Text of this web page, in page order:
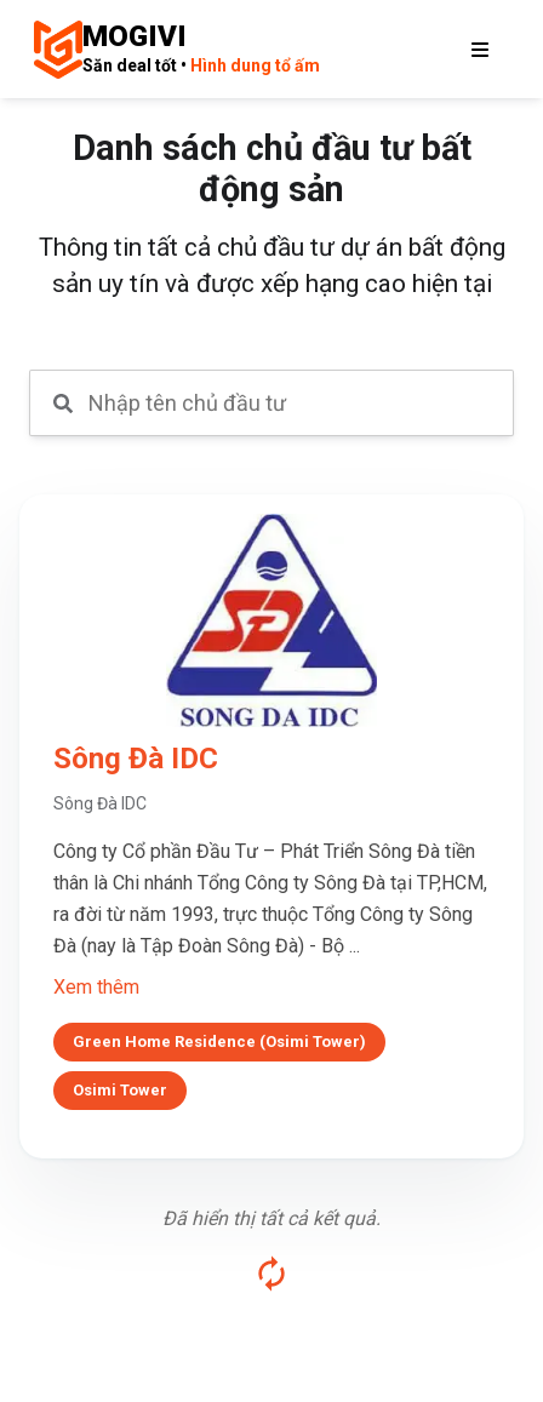
MOGIVI
Săn deal tốt • Hình dung tổ ấm
Danh sách chủ đầu tư bất
động sản
Thông tin tất cả chủ đầu tư dự án bất động
sản uy tín và được xếp hạng cao hiện tại
Sông Đà IDC
Sông Đà IDC
Công ty Cổ phần Đầu Tư – Phát Triển Sông Đà tiền
thân là Chi nhánh Tổng Công ty Sông Đà tại TP,HCM,
ra đời từ năm 1993, trực thuộc Tổng Công ty Sông
Đà (nay là Tập Đoàn Sông Đà) - Bộ ...
Xem thêm
Green Home Residence (Osimi Tower)
Osimi Tower
Đã hiển thị tất cả kết quả.